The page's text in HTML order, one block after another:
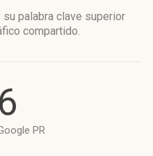
su palabra clave superior
compartido.
6
PR